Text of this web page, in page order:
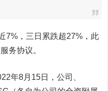
，三日累跌超27%，此
务协议。
年8月15日，公司、